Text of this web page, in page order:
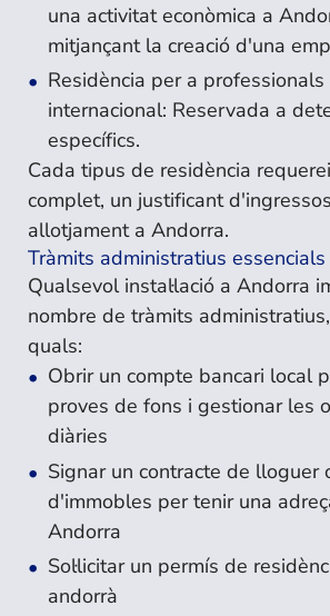
una activitat econòmica a
mitjançant la creació d'una
Residència per a
internacional: Reservada a
específics.
Cada tipus de residència
complet, un justificant
allotjament a Andorra.
Tràmits administratius essencials
Qualsevol instal·lació a Andorra
nombre de tràmits
quals:
Obrir un compte bancari local
proves de fons i gestionar les
diàries
Signar un contracte de lloguer
d'immobles per tenir una
Andorra
Sol·licitar un permís de
andorrà